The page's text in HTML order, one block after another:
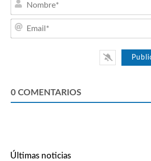
0 COMENTARIOS
Últimas noticias